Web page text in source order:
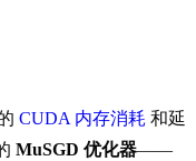
CUDA 内存消耗 和延
MuSGD 优化器——